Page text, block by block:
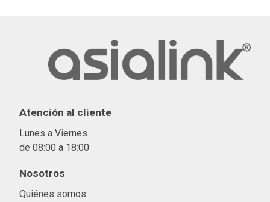
Atención al cliente
Lunes a Viernes
de 08:00 a 18:00
Nosotros
Quiénes somos